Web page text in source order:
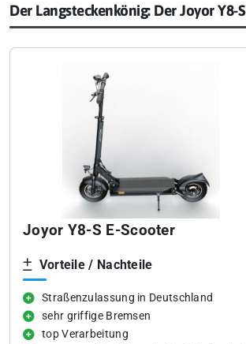
Der Langsteckenkönig: Der Joyor Y8-S
Joyor Y8-S E-Scooter
Vorteile / Nachteile
Straßenzulassung in Deutschland
sehr griffige Bremsen
top Verarbeitung